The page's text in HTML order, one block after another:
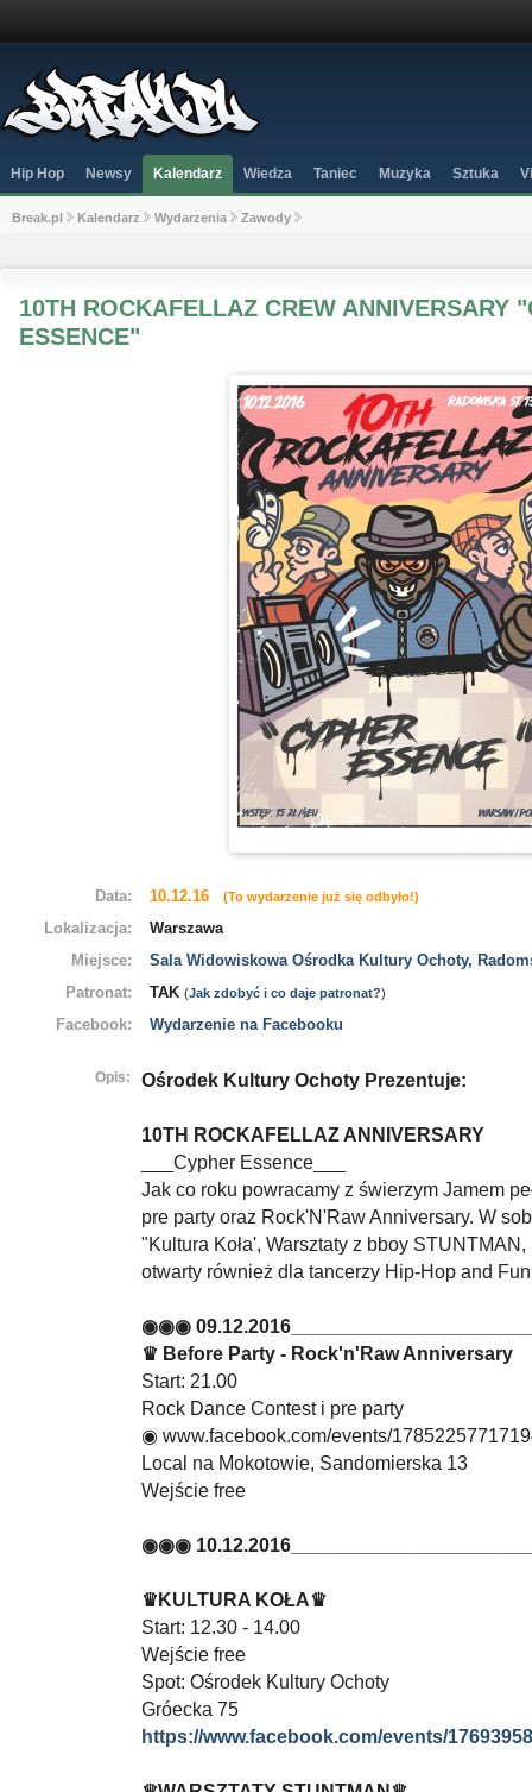
Hip Hop Newsy Kalendarz Wiedza Taniec Muzyka Sztuka
Break.pl Kalendarz Wydarzenia Zawody
10TH ROCKAFELLAZ CREW ANNIVERSARY
ESSENCE"
Data: 10.12.16 (To wydarzenie już się odbyło!)
Lokalizacja:
Warszawa
Miejsce:
Sala Widowiskowa Ośrodka Kultury Ochoty,
Patronat:
TAK (Jak zdobyć i co daje patronat?)
Facebook: Wydarzenie na Facebooku
Opis: Ośrodek Kultury Ochoty Prezentuje:
10TH ROCKAFELLAZ ANNIVERSARY
___Cypher Essence___
Jak co roku powracamy z świerzym Jamem
pre party oraz Rock'N'Raw Anniversary. W
"Kultura Koła', Warsztaty z bboy
otwarty również dla tancerzy Hip-Hop and
◉◉◉
♛ Before Party - Rock'n'Raw Anniversary
Start: 21.00
Rock Dance Contest i pre party
◉ www.facebook.com/events/
Local na Mokotowie, Sandomierska 13
Wejście free
◉◉◉
♛KULTURA KOŁA♛
Start: 12.30 - 14.00
Wejście free
Spot: Ośrodek Kultury Ochoty
Gróecka 75
https://www.facebook.com/events/